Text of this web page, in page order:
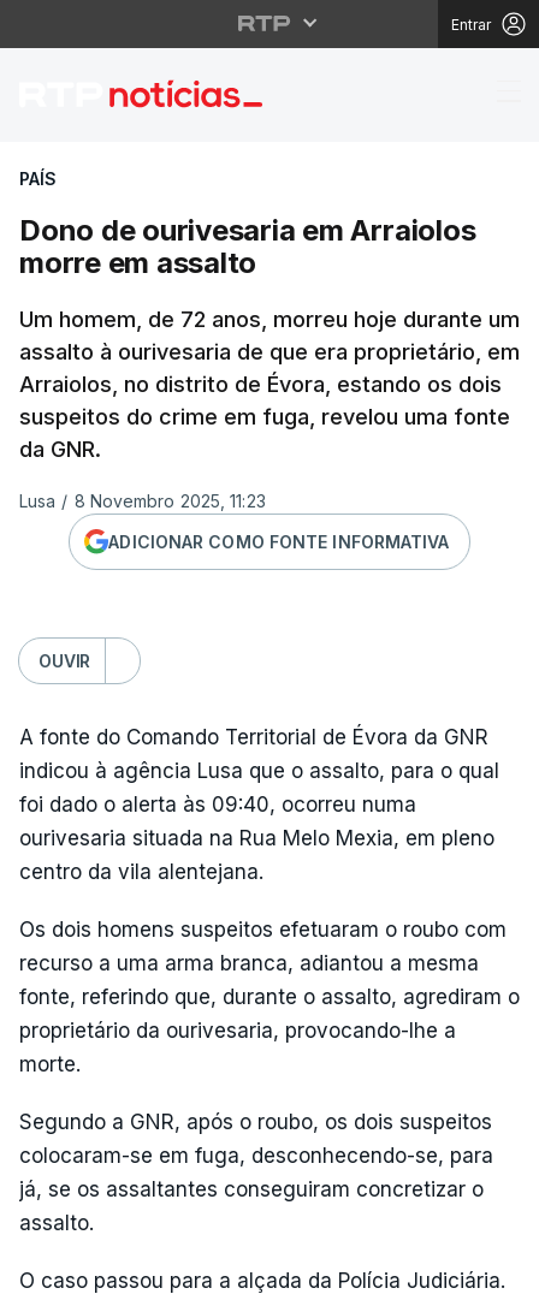
Entrar
Dono de ourivesaria
PAÍS
Dono de ourivesaria em Arraiolos
morre em assalto
Um homem, de 72 anos, morreu hoje durante um
assalto à ourivesaria de que era proprietário, em
Arraiolos, no distrito de Évora, estando os dois
suspeitos do crime em fuga, revelou uma fonte
da GNR.
Lusa / 8 Novembro 2025, 11:23
ADICIONAR COMO FONTE INFORMATIVA
OUVIR
A fonte do Comando Territorial de Évora da GNR
indicou à agência Lusa que o assalto, para o qual
foi dado o alerta às 09:40, ocorreu numa
ourivesaria situada na Rua Melo Mexia, em pleno
centro da vila alentejana.
Os dois homens suspeitos efetuaram o roubo com
recurso a uma arma branca, adiantou a mesma
fonte, referindo que, durante o assalto, agrediram o
proprietário da ourivesaria, provocando-lhe a
morte.
Segundo a GNR, após o roubo, os dois suspeitos
colocaram-se em fuga, desconhecendo-se, para
já, se os assaltantes conseguiram concretizar o
assalto.
O caso passou para a alçada da Polícia Judiciária.